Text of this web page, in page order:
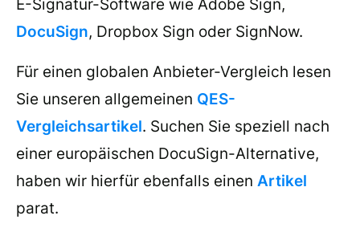
E-Signatur-Software wie Adobe Sign,
DocuSign, Dropbox Sign oder SignNow.
Für einen globalen Anbieter-Vergleich lesen
Sie unseren allgemeinen QES-
Vergleichsartikel. Suchen Sie speziell nach
einer europäischen DocuSign-Alternative,
haben wir hierfür ebenfalls einen Artikel
parat.